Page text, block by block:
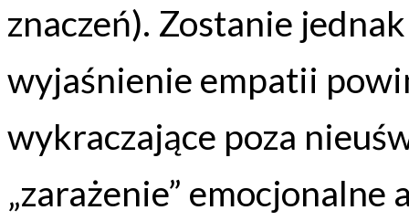
znaczeń). Zostanie
wyjaśnienie empatii
wykraczające poza
„zarażenie”